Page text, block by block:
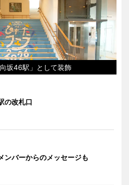
坂46駅」として装飾
の改札口
ンバーからのメッセージも